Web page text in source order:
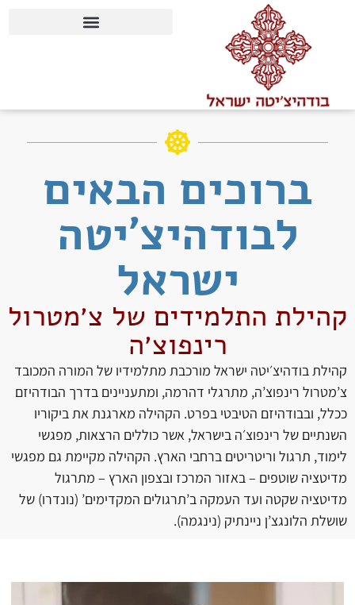
ברוכים הבאים
לבודהיצ׳יטה
ישראל
קהילת התלמידים של צ׳מטרול
רינפוצ׳ה
קהילת בודהיצ׳יטה ישראל מורכבת מתלמידיו של המורה המכובד
צ’מטרול רינפוצ’ה, מתרגלי דהרמה, ומתעניינים בדרך הבודהיזם
ככלל, ובבודהיזם הטיבטי בפרט. הקהילה מארגנת את ביקוריו
השנתיים של רינפוצ׳ה בישראל, אשר כוללים הרצאות, מפגשי
לימוד, תרגול וריטריטים ברחבי הארץ. הקהילה מקיימת גם מפגשי
מדיטציה שוטפים – באזור המרכז ובצפון הארץ – מתרגול
מדיטציה שקטה ועד העמקה ב’תרגולים המקדימים’ (נונדרו) של
שושלת הלונגצ’ן ניינתיק (נינגמה).